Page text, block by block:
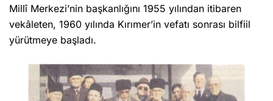
Millî Merkezi’nin başkanlığını 1955 yılından itibaren
vekâleten, 1960 yılında Kırımer’in vefatı sonrası bilfiil
yürütmeye başladı.